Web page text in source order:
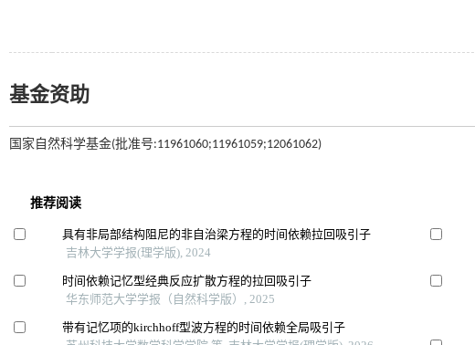
基金资助
国家自然科学基金(批准号:11961060;11961059;12061062)